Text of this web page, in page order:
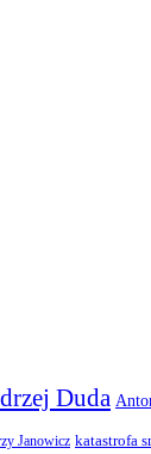
Duda
Janowicz katastrofa